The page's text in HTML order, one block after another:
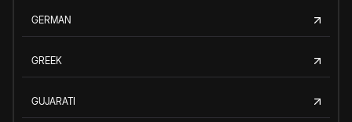
GERMAN
GREEK
GUJARATI